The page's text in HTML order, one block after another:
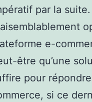
par la
e-
être qu’une
pour
si ce